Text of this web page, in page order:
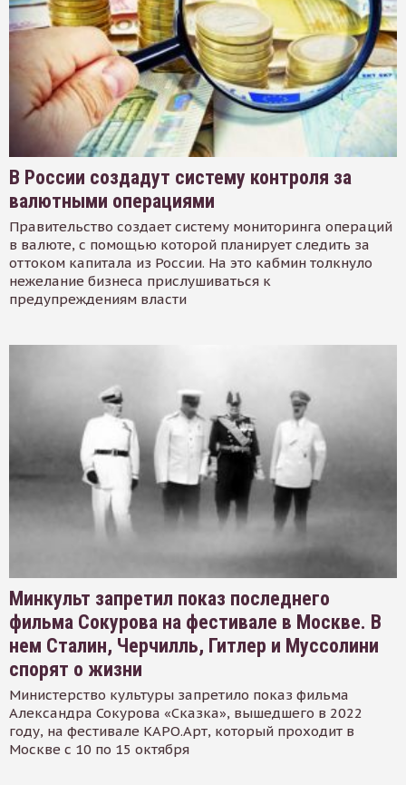
В России создадут систему контроля за
валютными операциями
Правительство создает систему мониторинга операций
в валюте, с помощью которой планирует следить за
оттоком капитала из России. На это кабмин толкнуло
нежелание бизнеса прислушиваться к
предупреждениям власти
Минкульт запретил показ последнего
фильма Сокурова на фестивале в Москве. В
нем Сталин, Черчилль, Гитлер и Муссолини
спорят о жизни
Министерство культуры запретило показ фильма
Александра Сокурова «Сказка», вышедшего в 2022
году, на фестивале КАРО.Арт, который проходит в
Москве с 10 по 15 октября